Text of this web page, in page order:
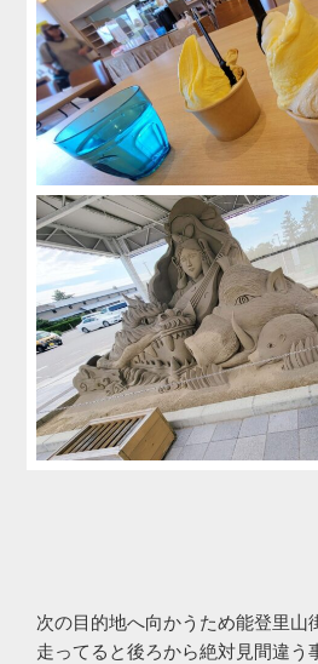
次の目的地へ向かうため能登里山
走ってると後ろから絶対見間違う